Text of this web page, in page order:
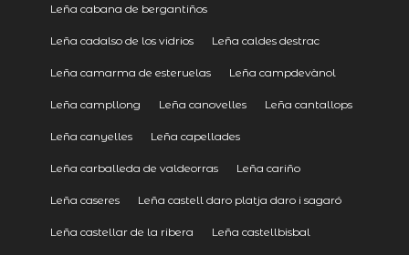
Leña cabana de bergantiños
Leña cadalso de los vidrios Leña caldes destrac
Leña camarma de esteruelas Leña campdevànol
Leña campllong Leña canovelles Leña cantallops
Leña canyelles Leña capellades
Leña carballeda de valdeorras Leña cariño
Leña caseres Leña castell daro platja daro i sagaró
Leña castellar de la ribera Leña castellbisbal